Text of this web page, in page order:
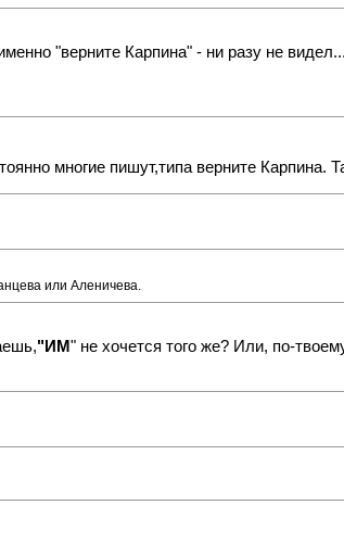
"верните Карпина" - ни разу не
многие пишут,типа верните Карпина.
или Аленичева.
"ИМ" не хочется того же? Или, по-